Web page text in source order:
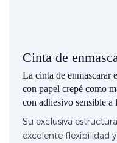
Cinta de
La cinta de enmascarar
con papel crepé como
con adhesivo sensible a
Su exclusiva
excelente flexibilidad